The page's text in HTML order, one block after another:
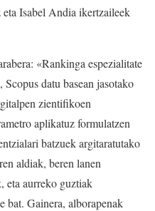
Isabel Andia ikertzaileek
«Rankinga espezialitate
datu basean jasotako
zientifikoen
aplikatuz formulatzen
batzuek argitaratutako
aldiak, beren lanen
eta aurreko guztiak
bat. Gainera, alborapenak